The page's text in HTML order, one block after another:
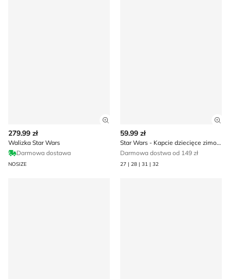
Zobacz szczegóły produktu
279.99 zł
Walizka Star Wars
Darmowa dostawa
NOSIZE
59.99 zł
Star Wars - Kapcie dziecięce zimowe
Darmowa dostwa od 149 zł
27 | 28 | 31 | 32